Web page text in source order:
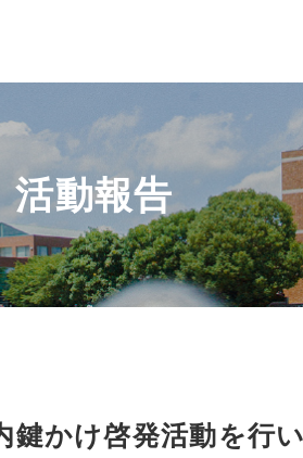
活動報告
鍵かけ啓発活動を行